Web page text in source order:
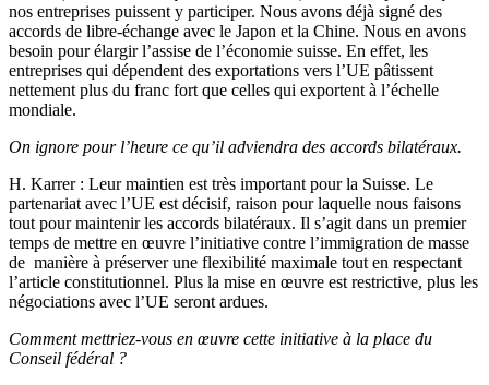
nos entreprises puissent y participer. Nous avons déjà signé des
accords de libre-échange avec le Japon et la Chine. Nous en avons
besoin pour élargir l’assise de l’économie suisse. En effet, les
entreprises qui dépendent des exportations vers l’UE pâtissent
nettement plus du franc fort que celles qui exportent à l’échelle
mondiale.
On ignore pour l’heure ce qu’il adviendra des accords bilatéraux.
H. Karrer: Leur maintien est très important pour la Suisse. Le
partenariat avec l’UE est décisif, raison pour laquelle nous faisons
tout pour maintenir les accords bilatéraux. Il s’agit dans un premier
temps de mettre en œuvre l’initiative contre l’immigration de masse
de manière à préserver une flexibilité maximale tout en respectant
l’article constitutionnel. Plus la mise en œuvre est restrictive, plus les
négociations avec l’UE seront ardues.
Comment mettriez-vous en œuvre cette initiative à la place du
Conseil fédéral ?